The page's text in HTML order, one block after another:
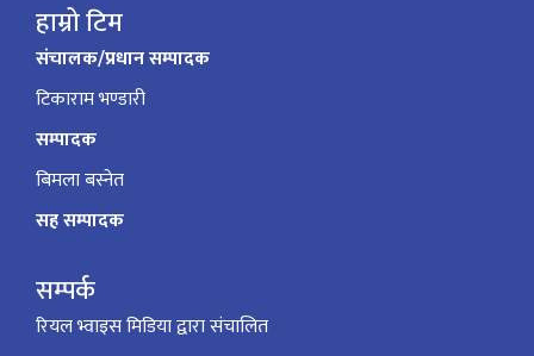
हाम्रो टिम
संचालक/प्रधान सम्पादक
टिकाराम भण्डारी
सम्पादक
बिमला बस्नेत
सह सम्पादक
सम्पर्क
रियल भ्वाइस मिडिया द्वारा संचालित